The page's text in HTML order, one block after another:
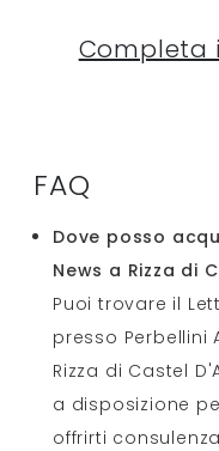
Completa
FAQ
Dove posso
News a Rizza di
Puoi trovare il
presso Perbellini
Rizza di Castel
a disposizione
offrirti